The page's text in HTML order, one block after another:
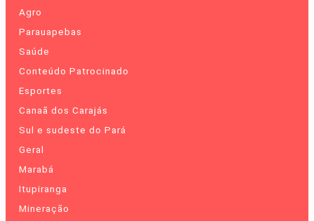
Agro
Parauapebas
Saúde
Conteúdo Patrocinado
Esportes
Canaã dos Carajás
Sul e sudeste do Pará
Geral
Marabá
Itupiranga
Mineração